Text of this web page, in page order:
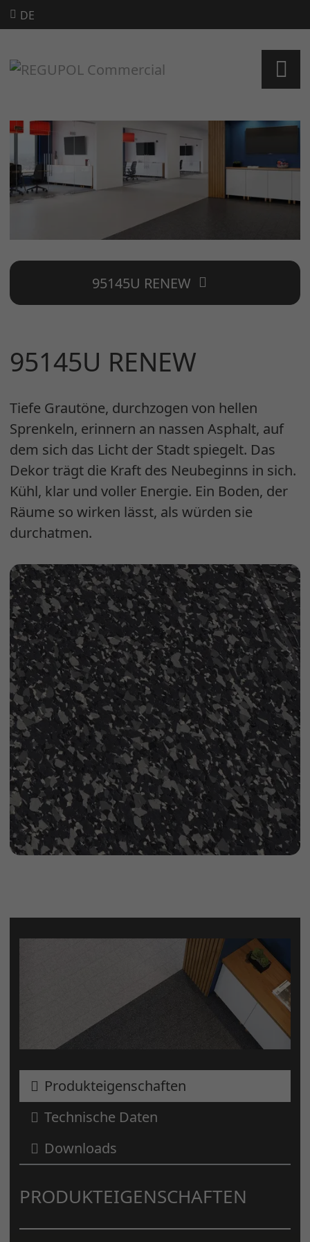
DE
95145U RENEW
95145U RENEW
Tiefe Grautöne, durchzogen von hellen
Sprenkeln, erinnern an nassen Asphalt, auf
dem sich das Licht der Stadt spiegelt. Das
Dekor trägt die Kraft des Neubeginns in sich.
Kühl, klar und voller Energie. Ein Boden, der
Räume so wirken lässt, als würden sie
durchatmen.
Produkteigenschaften
Technische Daten
Downloads
PRODUKTEIGENSCHAFTEN